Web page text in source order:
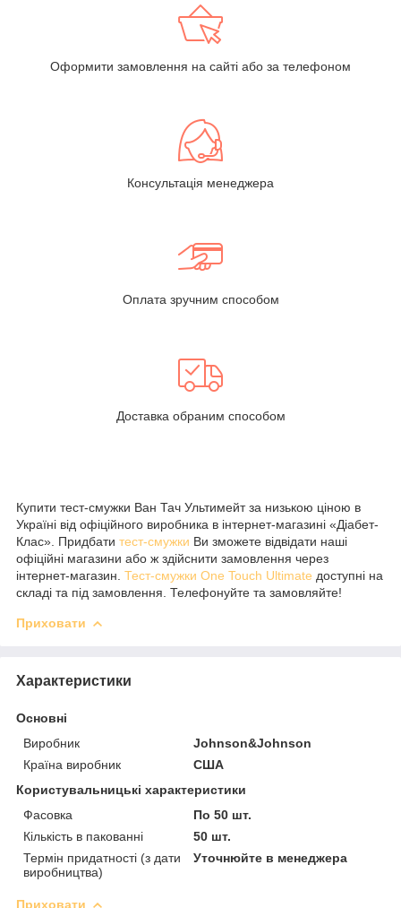
Оформити замовлення на сайті або за телефоном
Консультація менеджера
Оплата зручним способом
Доставка обраним способом
Купити тест-смужки Ван Тач Ультимейт за низькою ціною в
Україні від офіційного виробника в інтернет-магазині «Діабет-
Клас». Придбати тест-смужки Ви зможете відвідати наші
офіційні магазини або ж здійснити замовлення через
інтернет-магазин. Тест-смужки One Touch Ultimate доступні на
складі та під замовлення. Телефонуйте та замовляйте!
Приховати
Характеристики
Основні
Виробник
Johnson&Johnson
Країна виробник
США
Користувальницькі характеристики
Фасовка
По 50 шт.
Кількість в пакованні
50 шт.
Термін придатності (з дати
виробництва)
Уточнюйте в менеджера
Приховати